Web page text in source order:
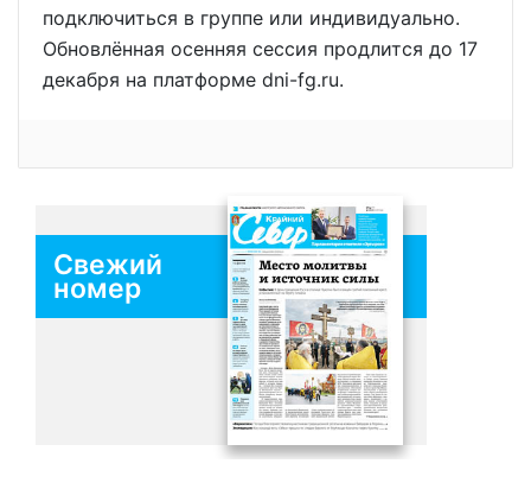
подключиться в группе или индивидуально.
Обновлённая осенняя сессия продлится до 17
декабря на платформе dni-fg.ru.
Свежий
номер